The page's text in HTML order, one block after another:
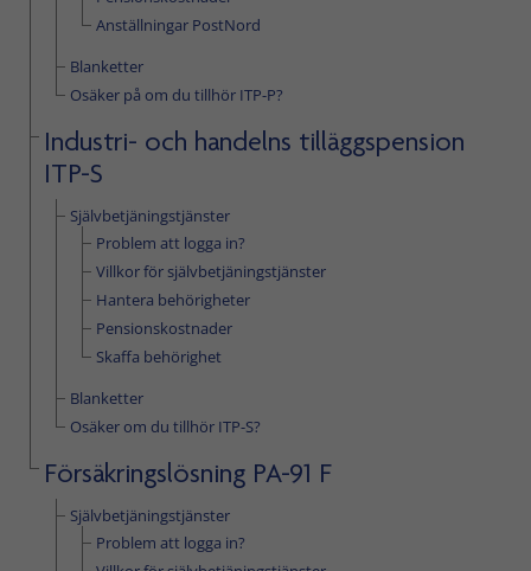
Anställningar PostNord
Blanketter
Osäker på om du tillhör ITP-P?
Industri- och handelns tilläggspension
ITP-S
Självbetjäningstjänster
Problem att logga in?
Villkor för självbetjäningstjänster
Hantera behörigheter
Pensionskostnader
Skaffa behörighet
Blanketter
Osäker om du tillhör ITP-S?
Försäkringslösning PA-91 F
Självbetjäningstjänster
Problem att logga in?